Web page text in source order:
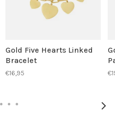
Gold Five Hearts Linked
Bracelet
€16,95